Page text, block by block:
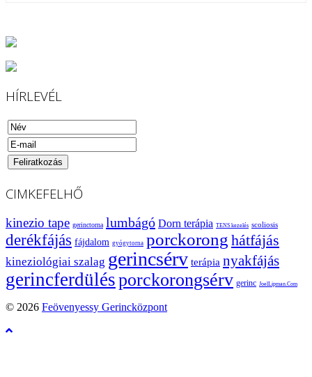
HÍRLEVÉL
CIMKEFELHŐ
kinezio tape gerinctorna lumbágó Dorn terápia TENS kezelés scoliosis
derékfájás fájdalom gyógytorna porckorong hátfájás
kineziológiai szalag gerincsérv terápia nyakfájás
gerincferdülésporckorongsérv gerinc JoelLipman.Com
© 2026 Feövenyessy Gerincközpont